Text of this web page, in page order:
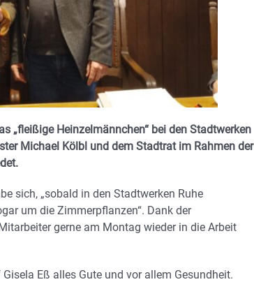
„fleißige Heinzelmännchen“ bei den Stadtwerken
Michael Kölbl und dem Stadtrat im Rahmen der
sich, „sobald in den Stadtwerken Ruhe
um die Zimmerpflanzen“. Dank der
gerne am Montag wieder in die Arbeit
Eß alles Gute und vor allem Gesundheit.